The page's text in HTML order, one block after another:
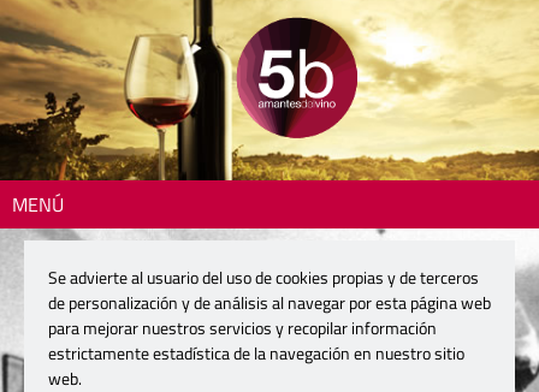
MENÚ
Se advierte al usuario del uso de cookies propias y de terceros
de personalización y de análisis al navegar por esta página web
para mejorar nuestros servicios y recopilar información
estrictamente estadística de la navegación en nuestro sitio
web.